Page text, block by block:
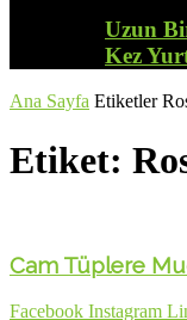
Uzun
Kez
Ana Sayfa Etiketler
Etiket:
Cam Tüplere
Facebook Instagram